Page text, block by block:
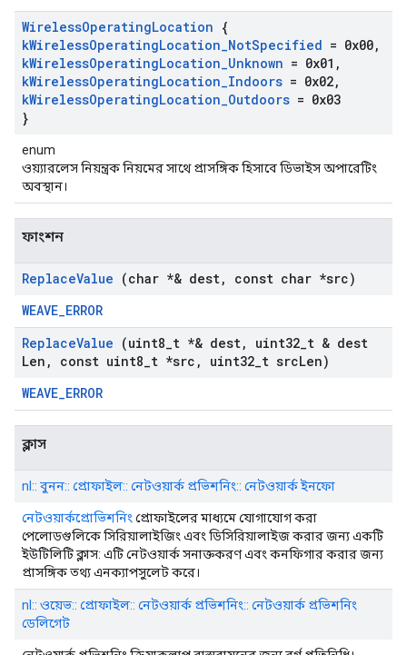
WirelessOperatingLocation {
kWirelessOperatingLocation_NotSpecified = 0x00,
kWirelessOperatingLocation_Unknown = 0x01 ,
kWirelessOperatingLocation_Indoors = 0x02,
kWirelessOperatingLocation_Outdoors = 0x03
}
enum
ওয়্যারলেস নিয়ন্ত্রক নিয়মের সাথে প্রাসঙ্গিক হিসাবে ডিভাইস অপারেটিং
অবস্থান।
ফাংশন
ReplaceValue (char *& dest,
const char *src)
WEAVE_ERROR
ReplaceValue (uint8 t *& dest, uint32 t & dest
Len , const uint8 t *src , uint32 t srcLen)
WEAVE_ERROR
ক্লাস
nl:: বুনন:: প্রোফাইল:: নেটওয়ার্ক প্রভিশনিং:: নেটওয়ার্ক ইনফো
নেটওয়ার্কপ্রোভিশনিং প্রোফাইলের মাধ্যমে যোগাযোগ করা
পেলোডগুলিকে সিরিয়ালাইজিং এবং ডিসিরিয়ালাইজ করার জন্য একটি
ইউটিলিটি ক্লাস: এটি নেটওয়ার্ক সনাক্তকরণ এবং কনফিগার করার জন্য
প্রাসঙ্গিক তথ্য এনক্যাপসুলেট করে।
nl:: ওয়েভ:: প্রোফাইল:: নেটওয়ার্ক প্রভিশনিং:: নেটওয়ার্ক প্রভিশনিং
ডেলিগেট